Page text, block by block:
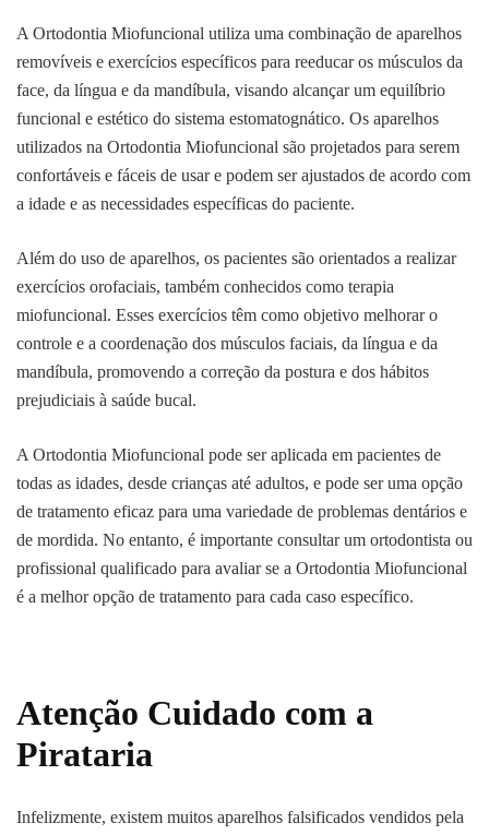
A Ortodontia Miofuncional utiliza uma combinação de aparelhos
removíveis e exercícios específicos para reeducar os músculos da
face, da língua e da mandíbula, visando alcançar um equilíbrio
funcional e estético do sistema estomatognático. Os aparelhos
utilizados na Ortodontia Miofuncional são projetados para serem
confortáveis e fáceis de usar e podem ser ajustados de acordo com
a idade e as necessidades específicas do paciente.
Além do uso de aparelhos, os pacientes são orientados a realizar
exercícios orofaciais, também conhecidos como terapia
miofuncional. Esses exercícios têm como objetivo melhorar o
controle e a coordenação dos músculos faciais, da língua e da
mandíbula, promovendo a correção da postura e dos hábitos
prejudiciais à saúde bucal.
A Ortodontia Miofuncional pode ser aplicada em pacientes de
todas as idades, desde crianças até adultos, e pode ser uma opção
de tratamento eficaz para uma variedade de problemas dentários e
de mordida. No entanto, é importante consultar um ortodontista ou
profissional qualificado para avaliar se a Ortodontia Miofuncional
é a melhor opção de tratamento para cada caso específico.
Atenção Cuidado com a
Pirataria
Infelizmente, existem muitos aparelhos falsificados vendidos pela